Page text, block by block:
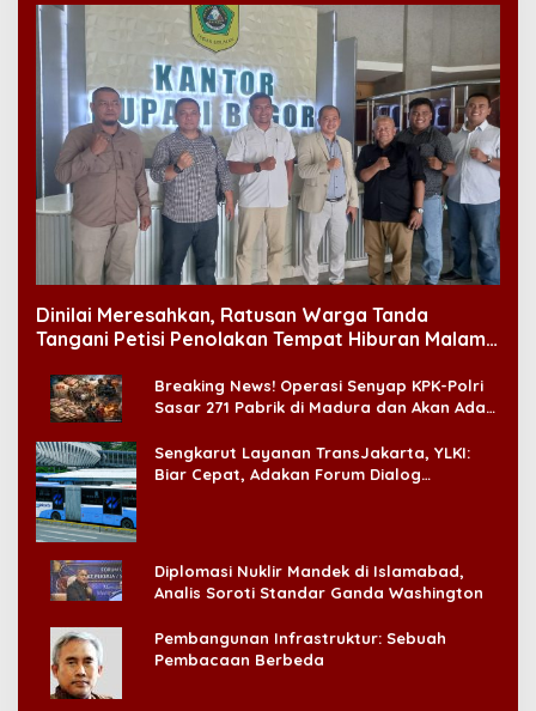
Dinilai Meresahkan, Ratusan Warga Tanda
Tangani Petisi Penolakan Tempat Hiburan Malam
Breaking News! Operasi Senyap KPK-Polri
Sasar 271 Pabrik di Madura dan Akan Ada
Sengkarut Layanan TransJakarta, YLKI:
Biar Cepat, Adakan Forum Dialog
Diplomasi Nuklir Mandek di Islamabad,
Analis Soroti Standar Ganda Washington
Pembangunan Infrastruktur: Sebuah
Pembacaan Berbeda